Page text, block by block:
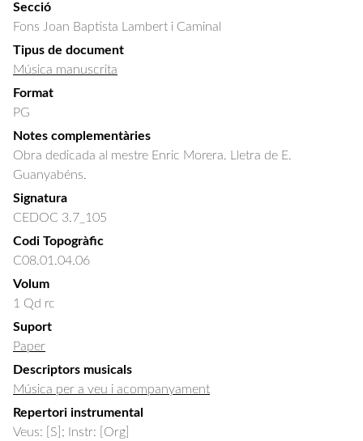
Secció
Fons Joan Baptista Lambert i Caminal
Tipus de document
Música manuscrita
Format
PG
Notes complementàries
Obra dedicada al mestre Enric Morera. Lletra de E.
Guanyabéns.
Signatura
CEDOC 3.7_105
Codi Topogràfic
C08.01.04.06
Volum
1 Qd rc
Suport
Paper
Descriptors musicals
Música per a veu i acompanyament
Repertori instrumental
Veus: [S]; Instr: [Org]